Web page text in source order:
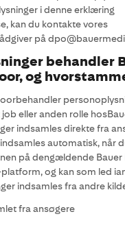
i denne erklæring
kan du kontakte vores
på
behandler
og
eller anden rolle
indsamles direkte fra
automatisk, når
på dengældende
og kan som led
indsamles fra andre
fra ansøgere